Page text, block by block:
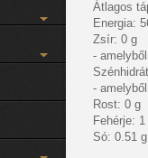
Átlagos
Energia:
Zsír: 0 g
-
-
Rost: 0 g
Fehérje: 1
Só: 0.51 g